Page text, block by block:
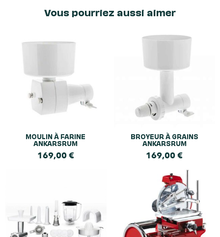
Vous pourriez aussi aimer
MOULIN À FARINE
ANKARSRUM
169,00€
BROYEUR À GRAINS
ANKARSRUM
169,00€